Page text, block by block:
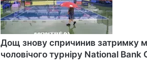
Дощ знову спричинив затримку
чоловічого турніру National Bank